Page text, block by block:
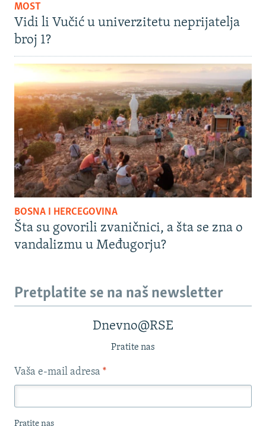
MOST
Vidi li Vučić u univerzitetu neprijatelja
broj 1?
BOSNA I HERCEGOVINA
Šta su govorili zvaničnici, a šta se zna o
vandalizmu u Međugorju?
Pretplatite se na naš newsletter
Dnevno@RSE
Pratite nas
Vaša e-mail adresa *
Pratite nas